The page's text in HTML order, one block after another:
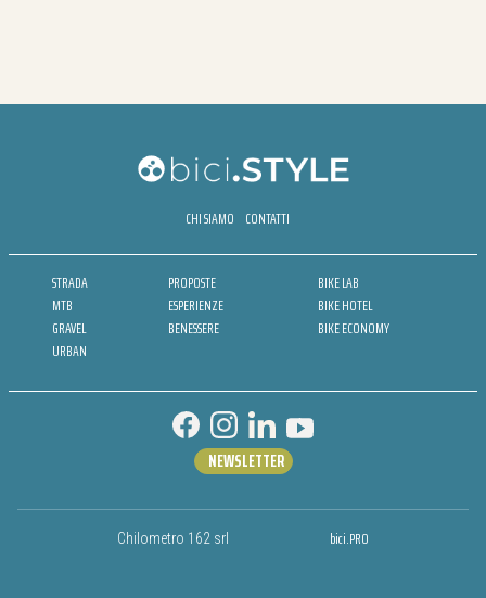
CHI SIAMO CONTATTI
STRADA
MTB
GRAVEL
URBAN
PROPOSTE
ESPERIENZE
BENESSERE
BIKE LAB
BIKE HOTEL
BIKE ECONOMY
Chilometro 162 srl bici.PRO
NEWSLETTER